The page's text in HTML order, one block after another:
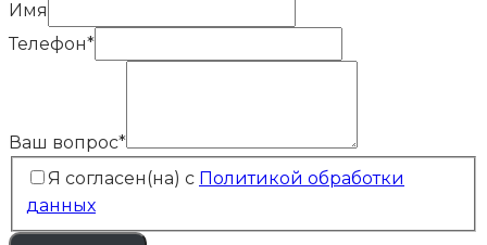
Имя
Телефон*
Ваш вопрос*
Я согласен(на) с Политикой обработки
данных